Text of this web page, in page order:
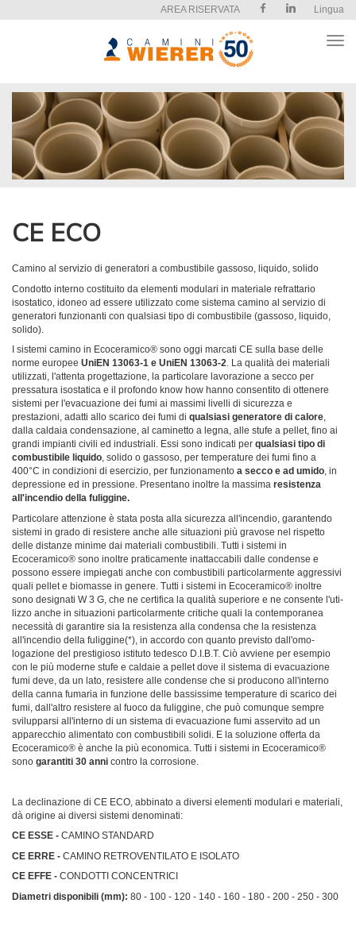
AREA RISERVATA Lingua
Apri
CE ECO
Camino al servizio di generatori a combustibile gassoso, liquido, solido
Condotto interno costituito da elementi modulari in materiale refrattario
isostatico, idoneo ad esse­re utilizzato come sistema camino al servizio di
generatori funzionanti con qualsiasi tipo di com­bustibile (gassoso, liquido,
solido).
I sistemi camino in Ecoceramico® sono oggi marcati CE sulla base delle
norme europee UniEN 13063-1 e UniEN 13063-2. La qua­lità dei materiali
utilizzati, l'attenta proget­tazione, la particolare lavorazione a secco per
pressatura isostatica e il profondo know how hanno consentito di ottenere
sistemi per l'evacuazione dei fumi ai massimi livelli di sicurezza e
prestazioni, adatti allo scarico dei fumi di qualsiasi generatore di calore,
dalla caldaia condensazione, al caminetto a legna, alle stufe a pellet, fino ai
grandi impianti civili ed industriali. Essi sono indica­ti per qualsiasi tipo di
combustibile liquido, solido o gassoso, per temperature dei fumi fino a
400°C in condizioni di esercizio, per funzionamento a secco e ad umido, in
de­pressione ed in pressione. Presentano inol­tre la massima resistenza
all'incendio della fuliggine.
Particolare attenzione è stata posta alla si­curezza all'incendio, garantendo
sistemi in grado di resistere anche alle situazioni più gravose nel rispetto
delle distanze minime dai materiali combustibili. Tutti i sistemi in
Ecoceramico® sono inoltre praticamente inattaccabili dalle condense e
possono esse­re impiegati anche con combustibili partico­larmente aggressivi
quali pellet e biomasse in genere. Tutti i sistemi in Ecoceramico® inoltre
sono designati W 3 G, che ne certi­fica la qualità superiore e ne consente l'uti­
lizzo anche in situazioni particolarmente critiche quali la contemporanea
necessità di garantire sia la resistenza alla condensa che la resistenza
all'incendio della fuliggine(*), in accordo con quanto previsto dall'omo­
logazione del prestigioso istituto tedesco D.I.B.T. Ciò avviene per esempio
con le più moderne stufe e caldaie a pellet dove il si­stema di evacuazione
fumi deve, da un lato, resistere alle condense che si producono all'interno
della canna fumaria in funzione delle bassissime temperature di scarico dei
fumi, dall'altro resistere al fuoco da fuliggi­ne, che può comunque sempre
svilupparsi all'interno di un sistema di evacuazione fumi asservito ad un
apparecchio alimentato con combustibili solidi. E la soluzione offerta da
Ecoceramico® è anche la più economica. Tutti i sistemi in Ecoceramico®
sono garantiti 30 anni contro la corrosione.
La declinazione di CE ECO, abbinato a diversi elementi modulari e materiali,
dà origine ai diver­si sistemi denominati:
CE ESSE - CAMINO STANDARD
CE ERRE - CAMINO RETROVENTILATO E ISOLATO
CE EFFE - CONDOTTI CONCENTRICI
Diametri disponibili (mm): 80 - 100 - 120 - 140 - 160 - 180 - 200 - 250 - 300